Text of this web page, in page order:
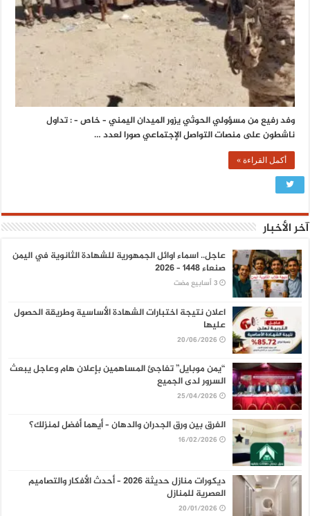
وفد رفيع من مسؤولي الحوثي يزور الميدان اليمني – خاص – : تداول
ناشطون على منصات التواصل الإجتماعي صورا لعدد …
أكمل القراءة »
آخر الأخبار
عاجل.. اسماء اوائل الجمهورية للشهادة الثانوية في اليمن
صنعاء 1448 – 2026
اعلان نتيجة اختبارات الشهادة الأساسية وطريقة الحصول
عليها
20/06/2026
“يمن موبايل” تفاجئ المساهمين بإعلان هام وعاجل يبعث
السرور لدى الجميع
25/04/2026
الفرق بين ورق الجدران والدهان – أيهما أفضل لمنزلك؟
16/02/2026
ديكورات منازل حديثة 2026 – أحدث الأفكار والتصاميم
العصرية للمنازل
20/01/2026